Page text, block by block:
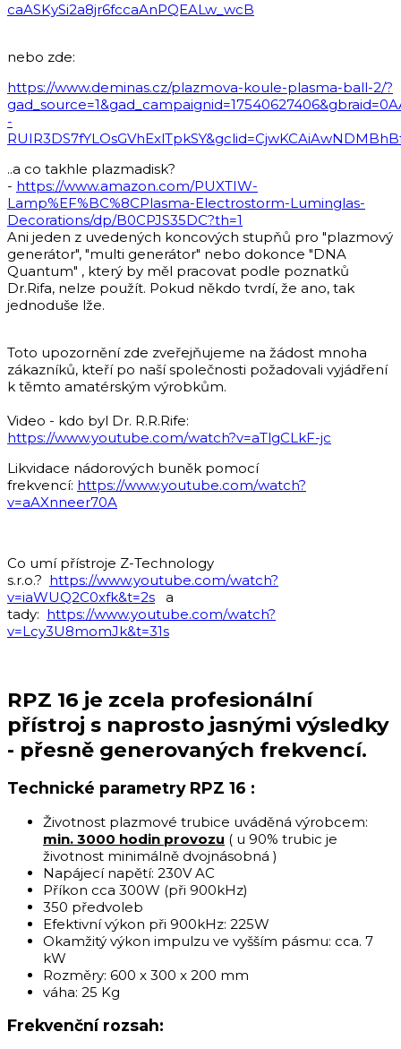
caASKySi2a8jr6fccaAnPQEALw_wcB
nebo zde:
https://www.deminas.cz/plazmova-koule-plasma-ball-2/?
-
..a co takhle plazmadisk?
- https://www.amazon.com/PUXTIW-
Lamp%EF%BC%8CPlasma-Electrostorm-Luminglas-
Decorations/dp/B0CPJS35DC?th=1
Ani jeden z uvedených koncových stupňů pro "plazmový
generátor", "multi generátor" nebo dokonce "DNA
Quantum" , který by měl pracovat podle poznatků
Dr.Rifa, nelze použít. Pokud někdo tvrdí, že ano, tak
jednoduše lže.
Toto upozornění zde zveřejňujeme na žádost mnoha
zákazníků, kteří po naší společnosti požadovali vyjádření
k těmto amatérským výrobkům.
Video - kdo byl Dr. R.R.Rife:
https://www.youtube.com/watch?v=aTlgCLkF-jc
Likvidace nádorových buněk pomocí
frekvencí: https://www.youtube.com/watch?
v=aAXnneer70A
Co umí přístroje Z-Technology
s.r.o.? https://www.youtube.com/watch?
v=iaWUQ2C0xfk&t=2s a
tady: https://www.youtube.com/watch?
v=Lcy3U8momJk&t=31s
RPZ 16 je zcela profesionální
přístroj s naprosto jasnými výsledky
- přesně generovaných frekvencí.
Technické parametry RPZ 16 :
Životnost plazmové trubice uváděná výrobcem:
min. 3000 hodin provozu ( u 90% trubic je
životnost minimálně dvojnásobná )
Napájecí napětí: 230V AC
Příkon cca 300W (při 900kHz)
350 předvoleb
Efektivní výkon při 900kHz: 225W
Okamžitý výkon impulzu ve vyšším pásmu: cca. 7
kW
Rozměry: 600 x 300 x 200 mm
váha: 25 Kg
Frekvenční rozsah: